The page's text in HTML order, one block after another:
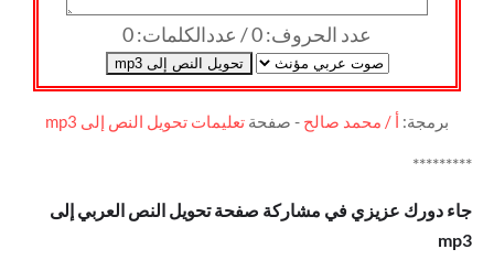
عدد الحروف: 0 / عددالكلمات: 0
تحويل النص إلى mp3
برمجة: أ / محمد صالح - صفحة تعليمات تحويل النص إلى mp3
*********
جاء دورك عزيزي في مشاركة صفحة تحويل النص العربي إلى
mp3